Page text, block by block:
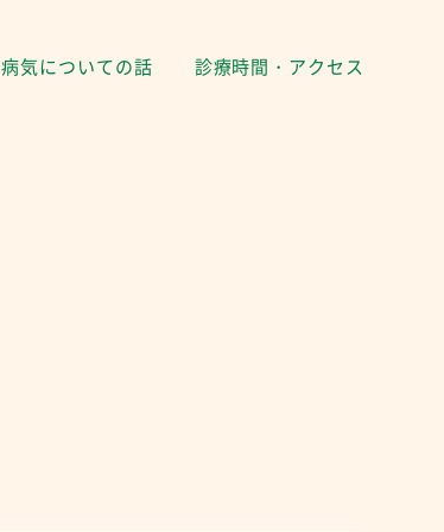
病気についての話 診療時間・アクセス